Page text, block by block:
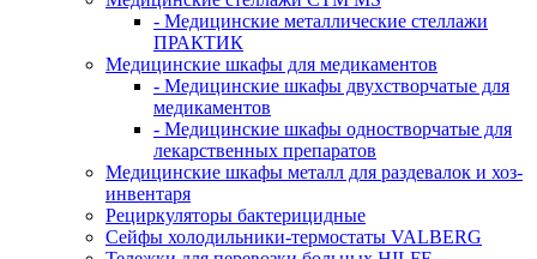
- Медицинские металлические стеллажи
ПРАКТИК
Медицинские шкафы для медикаментов
- Медицинские шкафы двухстворчатые для
медикаментов
- Медицинские шкафы одностворчатые для
лекарственных препаратов
Медицинские шкафы металл для раздевалок и хоз-
инвентаря
Рециркуляторы бактерицидные
Сейфы холодильники-термостаты VALBERG